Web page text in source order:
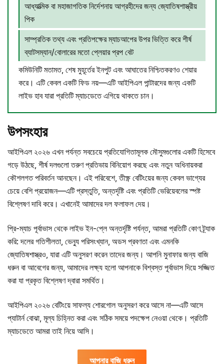
আধ্যাত্মিক বা মহাজাগতিক নির্দেশনায় আগ্রহীদের জন্য জ্যোতিষশাস্ত্রীয়
পিক
সাম্প্রতিক তথ্য এবং প্রতিপক্ষের ম্যাচআপের উপর ভিত্তি করে শীর্ষ
ব্যাটসম্যান/বোলারের মতো প্লেয়ার প্রপ বেট
কমিউনিটি মতামত, শেষ মুহূর্তের ইনপুট এবং আঘাতের নিশ্চিতকরণও শেয়ার
করে। এটি কেবল একটি ফিড নয়—এটি আইপিএল পান্টারদের জন্য একটি
লাইভ হাব যারা প্রতিটি ম্যাচডেতে এগিয়ে থাকতে চান।
উপসংহার
আইপিএল ২০২৬ এখন পর্যন্ত সবচেয়ে প্রতিযোগিতামূলক মৌসুমগুলোর একটি হিসেবে
গড়ে উঠছে, শীর্ষ দলগুলো তরুণ প্রতিভায় বিনিয়োগ করছে এবং নতুন অধিনায়করা
কৌশলগত পরিবর্তন আনছেন। এই পরিবেশে, তীক্ষ্ণ বেটিংয়ের জন্য কেবল ভাগ্যের
চেয়ে বেশি প্রয়োজন—এটি প্রস্তুতি, অন্তর্দৃষ্টি এবং প্রতিটি ভেরিয়েবলের স্পষ্ট
বিশ্লেষণ দাবি করে। এখানেই আমাদের দল ফলাফল দেয়।
প্রি-ম্যাচ পূর্বাভাস থেকে লাইভ ইন-প্লে অন্তর্দৃষ্টি পর্যন্ত, আমরা প্রতিটি কোণ ট্র্যাক
করি: দলের গতিশীলতা, ভেন্যু পরিসংখ্যান, অডস প্রবণতা এবং এমনকি
জ্যোতিষশাস্ত্রও, যারা এটি অনুসরণ করেন তাদের জন্য। আপনি মুনাফার জন্য বাজি
ধরুন বা আবেগের জন্য, আমাদের লক্ষ্য হলো আপনাকে বিশ্বস্ত পূর্বাভাস দিয়ে সজ্জিত
করা যা প্রকৃত বিশ্লেষণ দ্বারা সমর্থিত।
আইপিএল ২০২৬ বেটিংয়ে সাফল্য শোরগোল অনুসরণ করে আসে না—এটি আসে
প্যাটার্ন বোঝা, মূল্য চিহ্নিত করা এবং সঠিক সময়ে পদক্ষেপ নেওয়া থেকে। প্রতিটি
ম্যাচডেতে আমরা তাই নিয়ে আসি।
আপনার বাজি ধরুন